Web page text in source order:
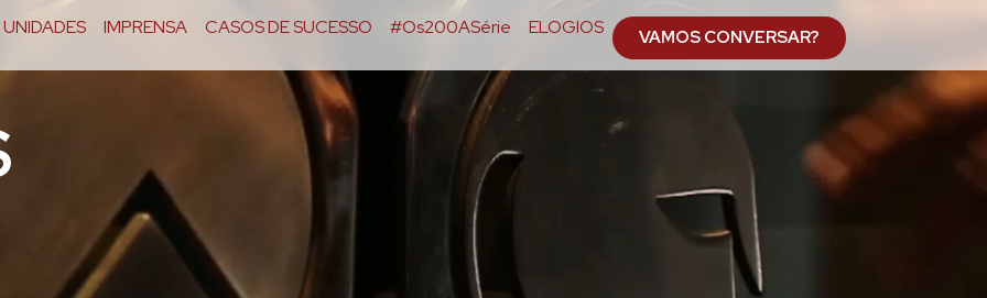
UNIDADES IMPRENSA CASOS DE SUCESSO #Os200ASérie ELOGIOS VAMOS CONVERSAR?